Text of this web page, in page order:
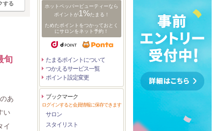
する
旬
あ
い
イ
ホットペッパービューティーなら
ポイントが1%たまる！
ためたポイントをつかっておとく
にサロンをネット予約！
たまるポイントについて
つかえるサービス一覧
ポイント設定変更
ブックマーク
ログインすると会員情報に保存できます
サロン
スタイリスト